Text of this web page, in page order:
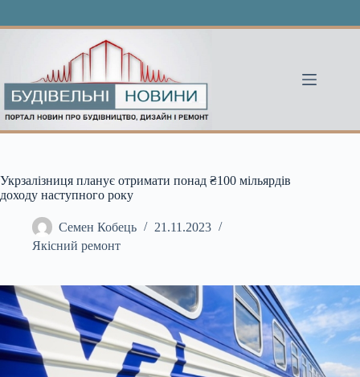
Укрзалізниця планує отримати понад ₴100 мільярдів
доходу наступного року
Семен Кобець
21.11.2023
Якісний ремонт